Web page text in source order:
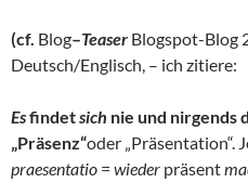
(cf. Blog–Teaser Blogspot-Blog
Deutsch/Englisch, – ich zitiere:
Esfindetsich nie und nirgends
„Präsenz“oder „Präsentation“.
praesentatio = wieder präsent